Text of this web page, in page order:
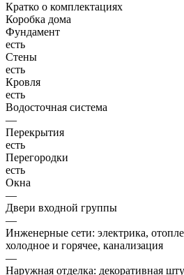
Кратко о комплектациях
Коробка дома
Фундамент
есть
Стены
есть
Кровля
есть
Водосточная система
—
Перекрытия
есть
Перегородки
есть
Окна
—
Двери входной группы
—
Инженерные сети: электрика,
холодное и горячее, канализация
—
Наружная отделка: декоративная